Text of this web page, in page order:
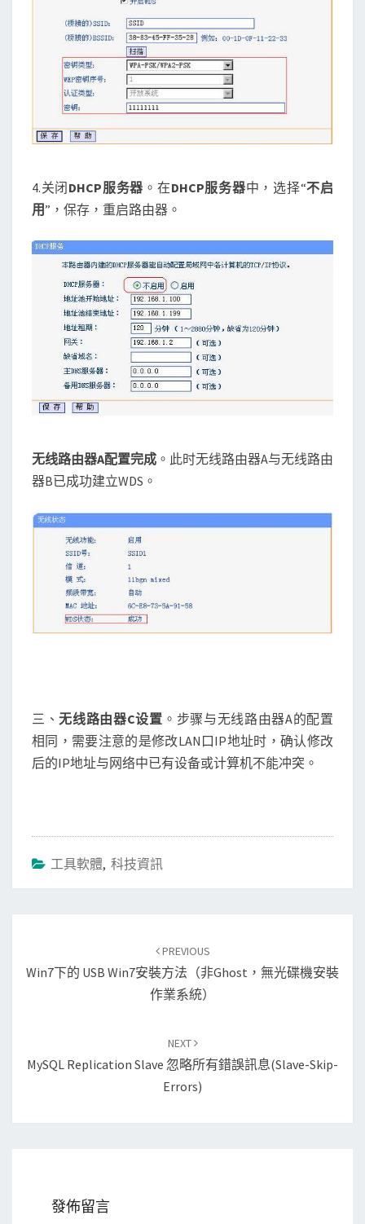
4.关闭DHCP服务器 。在DHCP服务器中，选择“不启
用”，保存，重启路由器。
无线路由器A配置完成 。此时无线路由器A与无线路由
器B已成功建立WDS。
三、无线路由器C设置 。步骤与无线路由器A的配置
相同，需要注意的是修改LAN口IP地址时，确认修改
后的IP地址与网络中已有设备或计算机不能冲突。
工具軟體, 科技資訊
PREVIOUS
Win7下的 USB Win7安裝方法（非ghost，無光碟機安裝
作業系統）
NEXT
MySQL Replication Slave 忽略所有錯誤訊息(slave-Skip-
Errors)
發佈留言